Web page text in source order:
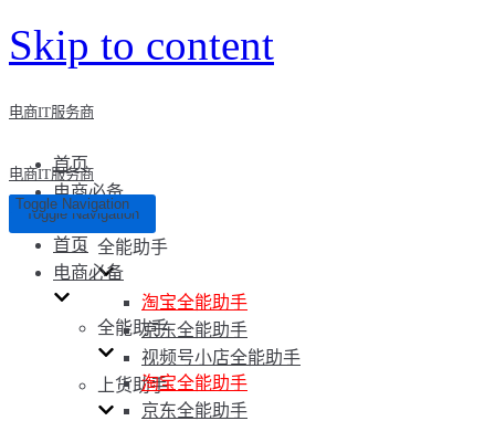
Skip to content
电商IT服务商
首页
电商必备
全能助手
淘宝全能助手
京东全能助手
视频号小店全能助手
上货助手
电商IT服务商
Toggle Navigation
Toggle Navigation
首页
电商必备
全能助手
淘宝全能助手
京东全能助手